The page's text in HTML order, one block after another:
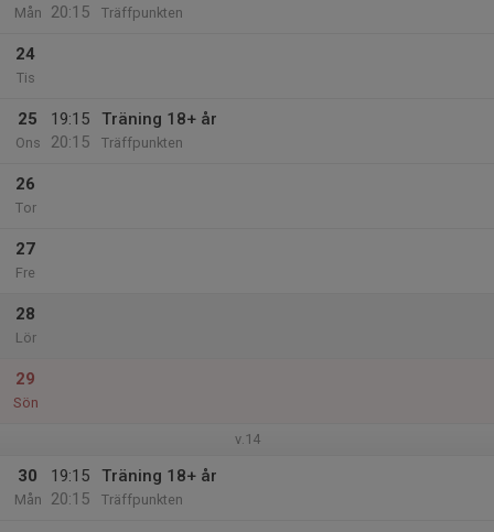
Mån
20:15
Träffpunkten
24
Tis
25
Ons
19:15
20:15
Träning 18+ år
Träffpunkten
26
Tor
27
Fre
28
Lör
29
Sön
v.14
30
Mån
19:15
20:15
Träning 18+ år
Träffpunkten